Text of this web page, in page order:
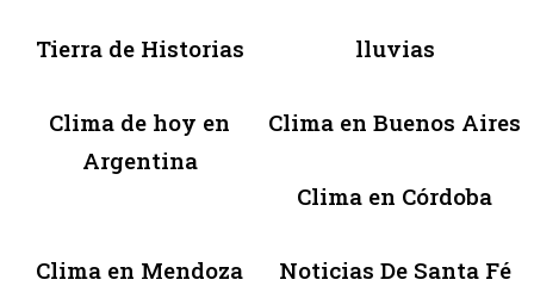
Tierra de Historias lluvias
Clima de hoy en
Argentina
Clima en Buenos Aires
Clima en Córdoba
Clima en Mendoza Noticias De Santa Fé